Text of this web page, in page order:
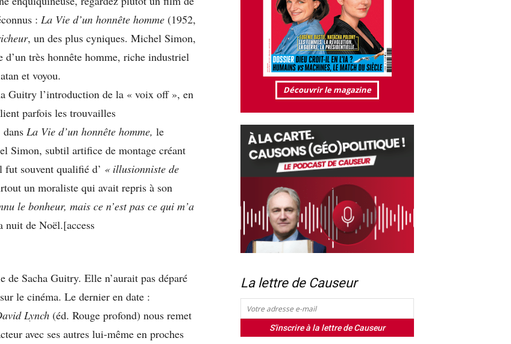
: La Vie d’un honnête homme (1952,
, un des plus cyniques. Michel Simon,
très honnête homme, riche industriel
et voyou.
Guitry l’introduction de la « voix off », en
parfois les trouvailles
La Vie d’un honnête homme, le
Simon, subtil artifice de montage créant
fut souvent qualifié d’ « illusionniste de
un moraliste qui avait repris à son
le bonheur, mais ce n’est pas ce qui m’a
nuit de Noël.[access
Sacha Guitry. Elle n’aurait pas déparé
le cinéma. Le dernier en date :
Lynch (éd. Rouge profond) nous remet
avec ses autres lui-même en proches
Découvrir le magazine
La lettre de Causeur